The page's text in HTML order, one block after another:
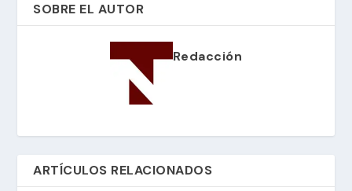
SOBRE EL AUTOR
Redacción
ARTÍCULOS RELACIONADOS